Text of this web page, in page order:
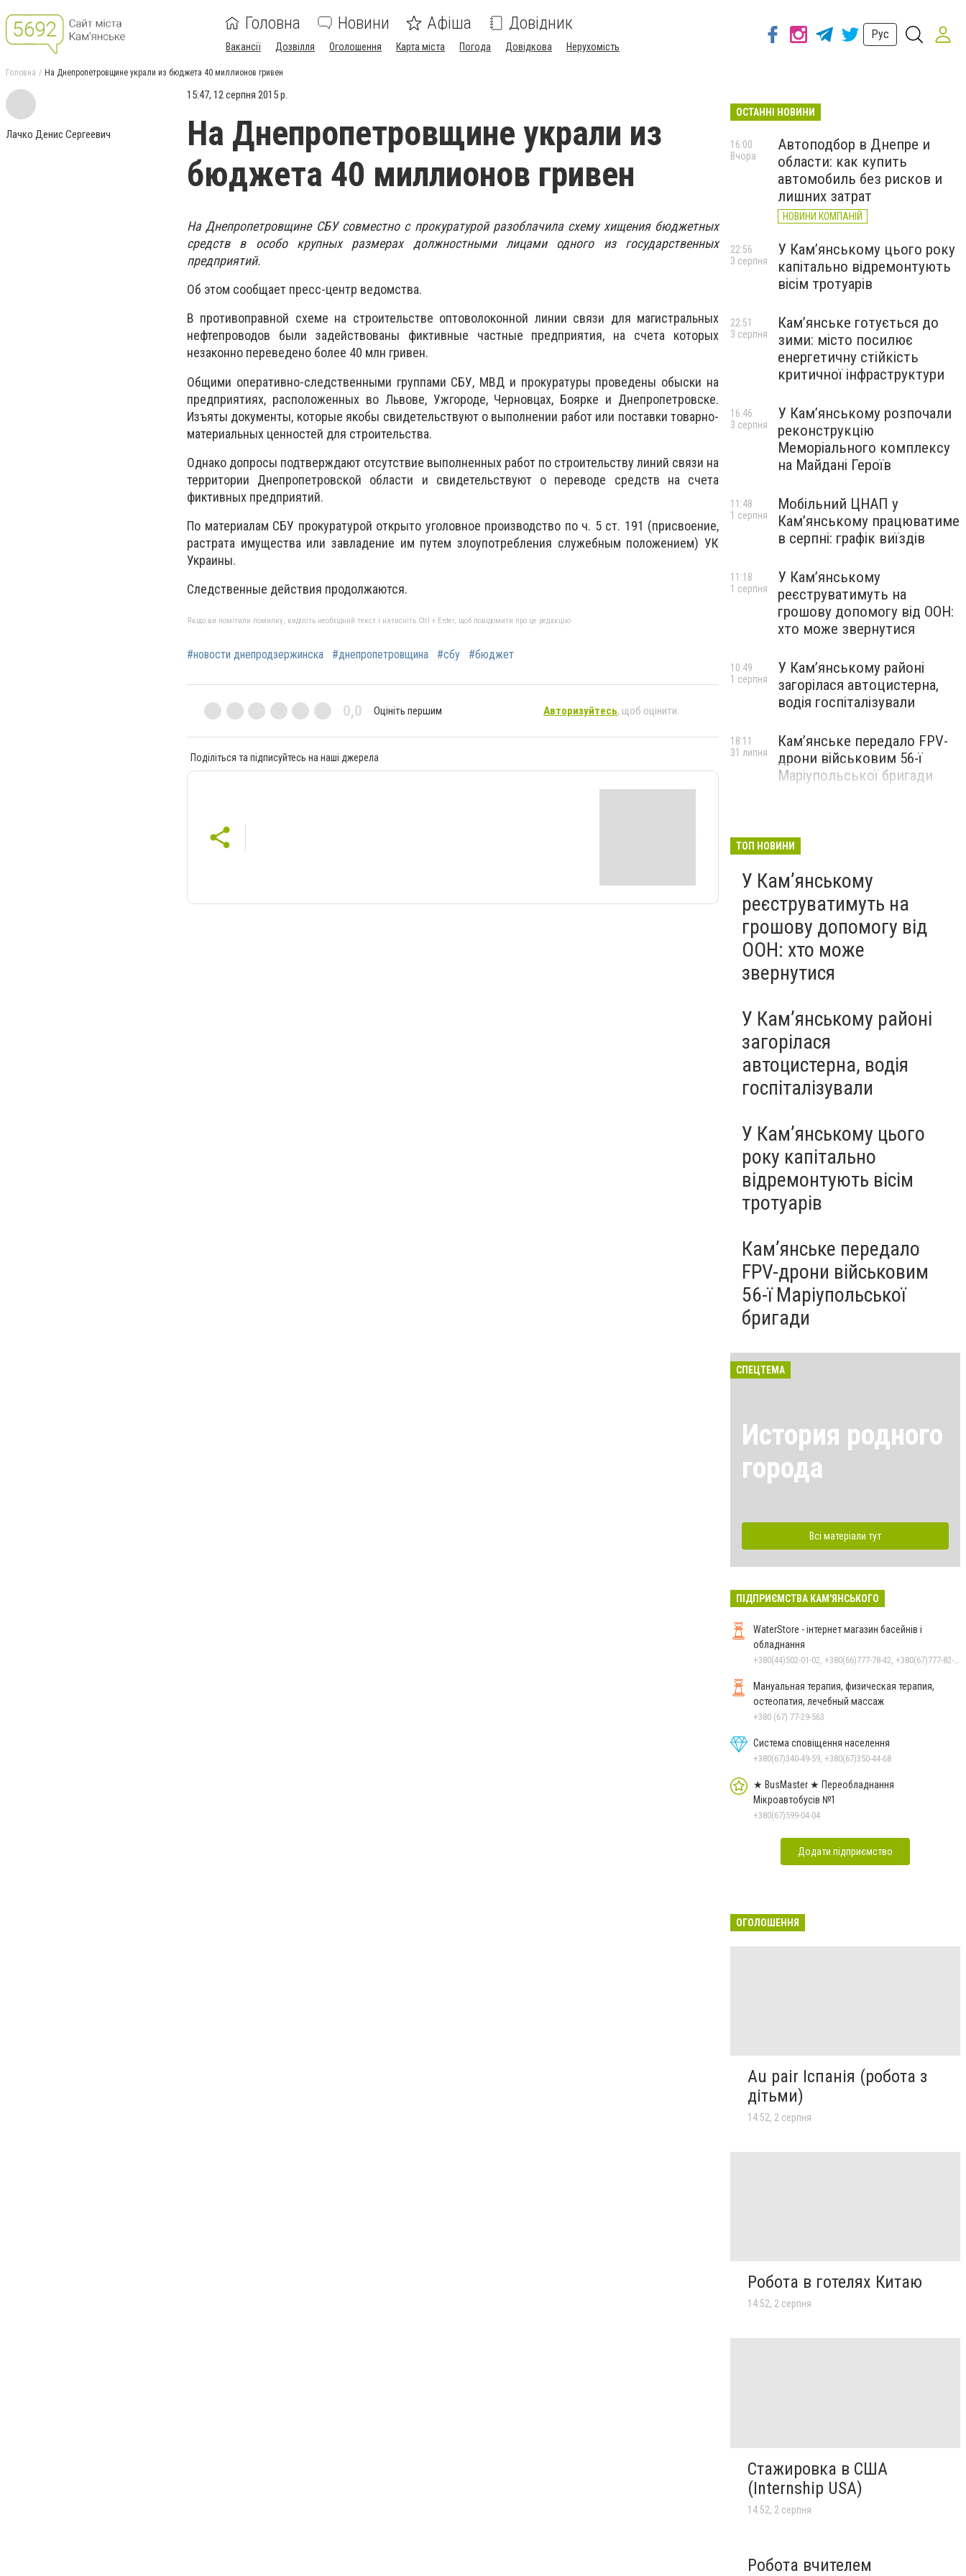
Головна Новини Афіша Довідник
Вакансії Дозвілля Оголошення Карта міста Погода Довідкова Нерухомість
Рус
Головна На Днепропетровщине украли из бюджета 40 миллионов гривен
Лачко Денис Сергеевич
15:47, 12 серпня 2015 р.
На Днепропетровщине украли из
бюджета 40 миллионов гривен
На Днепропетровщине СБУ совместно с прокуратурой разоблачила схему хищения бюджетных
средств в особо крупных размерах должностными лицами одного из государственных
предприятий.
Об этом сообщает пресс-центр ведомства.
В противоправной схеме на строительстве оптоволоконной линии связи для магистральных
нефтепроводов были задействованы фиктивные частные предприятия, на счета которых
незаконно переведено более 40 млн гривен.
Общими оперативно-следственными группами СБУ, МВД и прокуратуры проведены обыски на
предприятиях, расположенных во Львове, Ужгороде, Черновцах, Боярке и Днепропетровске.
Изъяты документы, которые якобы свидетельствуют о выполнении работ или поставки товарно-
материальных ценностей для строительства.
Однако допросы подтверждают отсутствие выполненных работ по строительству линий связи на
территории Днепропетровской области и свидетельствуют о переводе средств на счета
фиктивных предприятий.
По материалам СБУ прокуратурой открыто уголовное производство по ч. 5 ст. 191 (присвоение,
растрата имущества или завладение им путем злоупотребления служебным положением) УК
Украины.
Следственные действия продолжаются.
Якщо ви помітили помилку, виділіть необхідний текст і натисніть Ctrl + Enter, щоб повідомити про це редакцію
#новости днепродзержинска #днепропетровщина #сбу #бюджет
0,0 Оцініть першим Авторизуйтесь, щоб оцінити
Поділіться та підписуйтесь на наші джерела
ОСТАННІ НОВИНИ
Автоподбор в Днепре и
области: как купить
автомобиль без рисков и
лишних затрат
НОВИНИ КОМПАНІЙ
16:00
Вчора
У Кам’янському цього року
капітально відремонтують
вісім тротуарів
22:56
3 серпня
Кам’янське готується до
зими: місто посилює
енергетичну стійкість
критичної інфраструктури
22:51
3 серпня
У Кам’янському розпочали
реконструкцію
Меморіального комплексу
на Майдані Героїв
16:46
3 серпня
Мобільний ЦНАП у
Кам’янському працюватиме
в серпні: графік виїздів
11:48
1 серпня
У Кам’янському
реєструватимуть на
грошову допомогу від ООН:
хто може звернутися
11:18
1 серпня
У Кам’янському районі
загорілася автоцистерна,
водія госпіталізували
10:49
1 серпня
Кам’янське передало FPV-
дрони військовим 56-ї
Маріупольської бригади
18:11
31 липня
ТОП НОВИНИ
У Кам’янському
реєструватимуть на
грошову допомогу від
ООН: хто може
звернутися
У Кам’янському районі
загорілася
автоцистерна, водія
госпіталізували
У Кам’янському цього
року капітально
відремонтують вісім
тротуарів
Кам’янське передало
FPV-дрони військовим
56-ї Маріупольської
бригади
СПЕЦТЕМА
История родного
города
Всі матеріали тут
ПІДПРИЄМСТВА КАМ'ЯНСЬКОГО
WaterStore - інтернет магазин басейнів і
обладнання
Мануальная терапия, физическая терапия,
остеопатия, лечебный массаж
+380 (67) 77-29-563
Система сповіщення населення
+380(67)340-49-59, +380(67)350-44-68
★ BusMaster ★ Переобладнання
Мікроавтобусів №1
+380(67)599-04-04
Додати підприємство
ОГОЛОШЕННЯ
Au pair Іспанія (робота з
дітьми)
14:52, 2 серпня
Робота в готелях Китаю
14:52, 2 серпня
Стажировка в США
(Internship USA)
14:52, 2 серпня
Робота вчителем